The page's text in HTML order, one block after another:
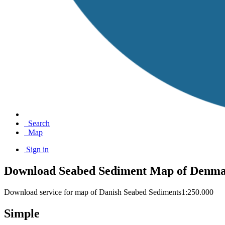
Search
Map
Sign in
Download Seabed Sediment Map of
Download service for map of Danish Seabed Sediments1:250.000
Simple